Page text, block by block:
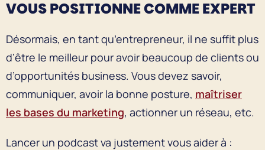
VOUS POSITIONNE COMME EXPERT
Désormais, en tant qu’entrepreneur, il ne suffit plus
d’être le meilleur pour avoir beaucoup de clients ou
d’opportunités business. Vous devez savoir,
communiquer, avoir la bonne posture, maîtriser
les bases du marketing, actionner un réseau, etc.
Lancer un podcast va justement vous aider à :